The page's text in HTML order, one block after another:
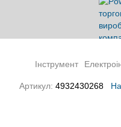
Інструмент
Артикул: 4932430268